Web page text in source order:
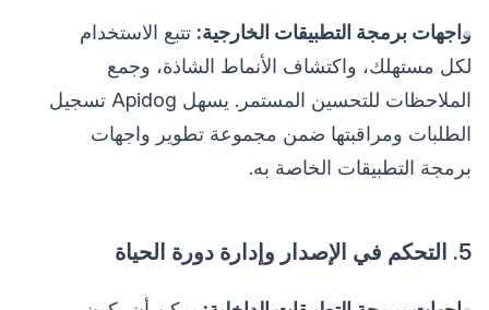
واجهات برمجة التطبيقات الخارجية: تتبع الاستخدام
لكل مستهلك، واكتشاف الأنماط الشاذة، وجمع
الملاحظات للتحسين المستمر. يسهل Apidog تسجيل
الطلبات ومراقبتها ضمن مجموعة تطوير واجهات
برمجة التطبيقات الخاصة به.
5. التحكم في الإصدار وإدارة دورة الحياة